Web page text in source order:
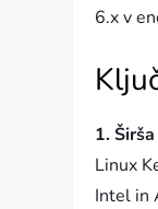
6.x v
1.
Linux
Intel in